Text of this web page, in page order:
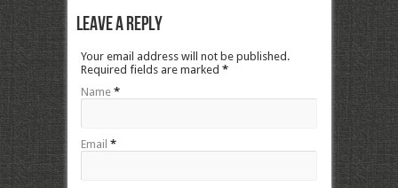
Leave a Reply
Your email address will not be published.
Required fields are marked *
Name *
Email *